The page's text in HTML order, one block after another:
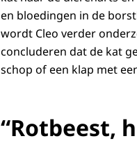
en bloedingen in de
wordt Cleo verder
concluderen dat de kat
schop of een klap met
“Rotbeest,